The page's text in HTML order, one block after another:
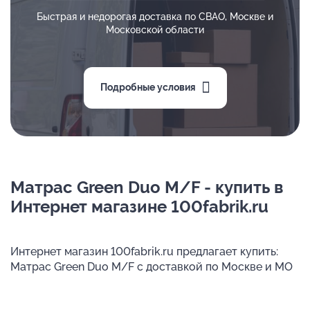
Быстрая и недорогая доставка по СВАО, Москве и
Московской области
Подробные условия
Матрас Green Duo M/F - купить в
Интернет магазине 100fabrik.ru
Интернет магазин 100fabrik.ru предлагает купить:
Матрас Green Duo M/F с доставкой по Москве и МО